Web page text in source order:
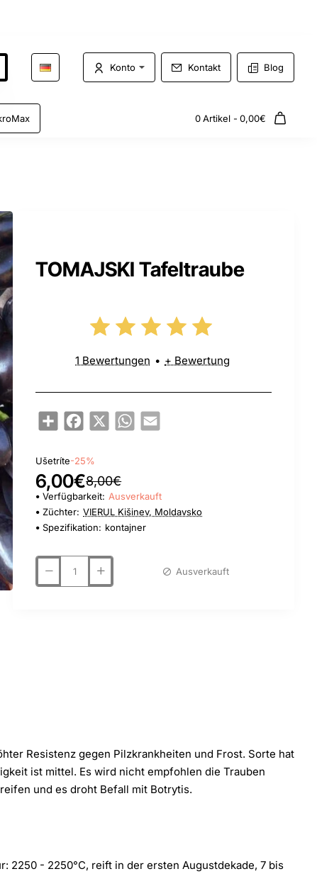
Konto Kontakt Blog
0 Artikel - 0,00€
TOMAJSKI Tafeltraube
ShareFacebook
X WhatsApp
Email
1 Bewertungen • + Bewertung
Ušetríte-25%
6,00€8,00€
Verfügbarkeit: Ausverkauft
Züchter: VIERUL Kišinev, Moldavsko
Spezifikation: kontajner
Ausverkauft
Resistenz gegen Pilzkrankheiten und Frost. Sorte hat
ist mittel. Es wird nicht empfohlen die Trauben
und es droht Befall mit Botrytis.
2250 - 2250°C, reift in der ersten Augustdekade, 7 bis